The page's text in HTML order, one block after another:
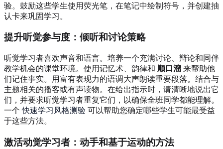
验。鼓励这些学生使用荧光笔，在笔记中绘制符号，并创建抽
认卡来巩固学习。
提升听觉参与度 ：倾听和讨论策略
听觉学习者喜欢声音和语言。培养一个充满讨论、辩论和同伴
教学机会的课堂环境。使用记忆术、韵律和 顺口溜 来帮助他
们记住事实。用富有表现力的语调大声朗读重要段落。结合与
主题相关的播客或有声读物。在给出指示时，请清晰地说出它
们，并要求听觉学习者重复它们，以确保全班同学都能理解。
一个快速学习风格测验 可以帮助您确定哪些学生可能最受益
于这些方法。
激活动觉学习者 ：动手和基于运动的方法